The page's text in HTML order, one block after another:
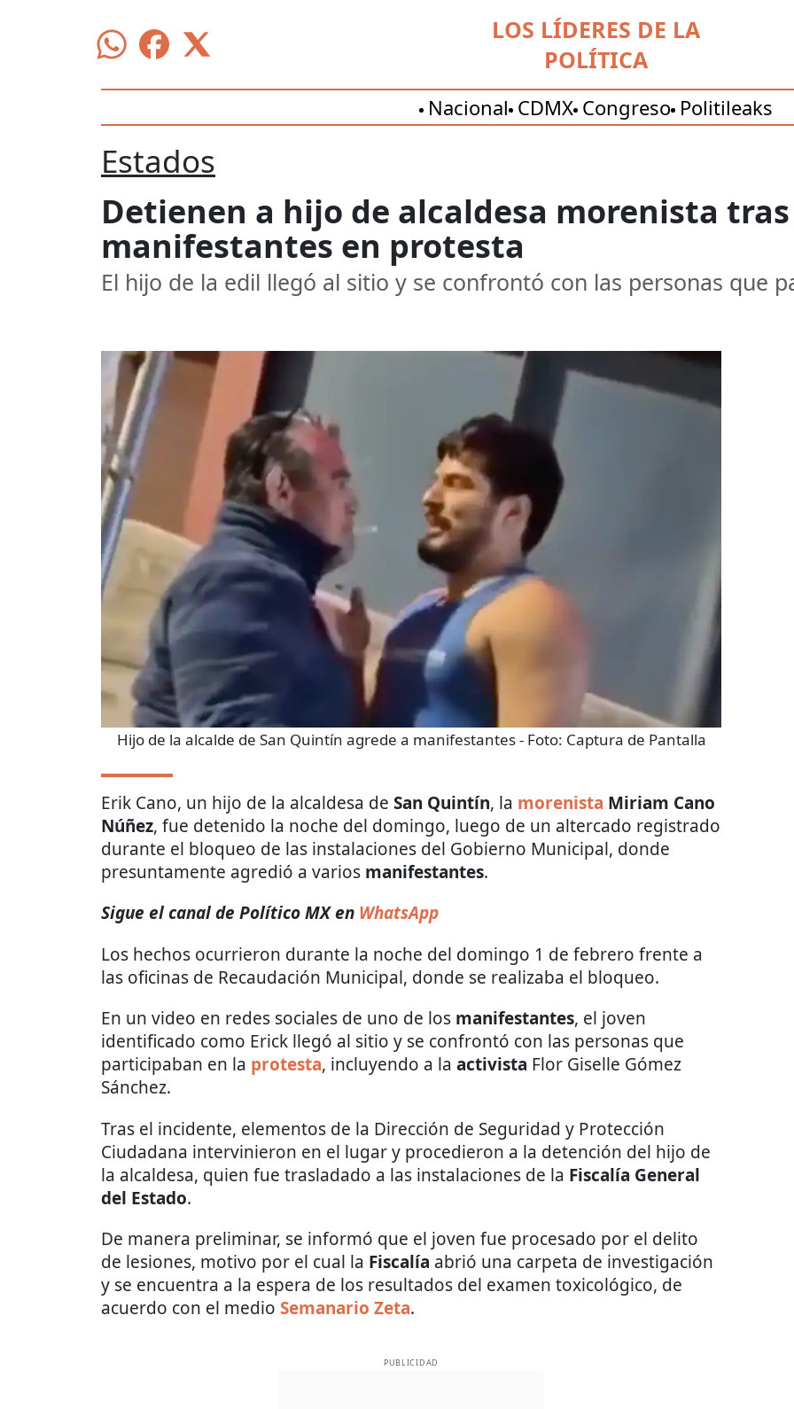
LOS LÍDERES DE LA
POLÍTICA
Nacional CDMX Congreso Politileaks
Estados
Detienen a hijo de alcaldesa morenista
manifestantes en protesta
El hijo de la edil llegó al sitio y se confrontó con las personas que
Hijo de la alcalde de San Quintín agrede a manifestantes- Foto: Captura de Pantalla
Erik Cano, un hijo de la alcaldesa de San Quintín, la morenista Miriam Cano
Núñez, fue detenido la noche del domingo, luego de un altercado registrado
durante el bloqueo de las instalaciones del Gobierno Municipal, donde
presuntamente agredió a varios manifestantes.
Sigue el canal de Político MX en WhatsApp
Los hechos ocurrieron durante la noche del domingo 1 de febrero frente a
las oficinas de Recaudación Municipal, donde se realizaba el bloqueo.
En un video en redes sociales de uno de los manifestantes, el joven
identificado como Erick llegó al sitio y se confrontó con las personas que
participaban en la protesta, incluyendo a la activista Flor Giselle Gómez
Sánchez.
Tras el incidente, elementos de la Dirección de Seguridad y Protección
Ciudadana intervinieron en el lugar y procedieron a la detención del hijo de
la alcaldesa, quien fue trasladado a las instalaciones de la Fiscalía General
del Estado.
De manera preliminar, se informó que el joven fue procesado por el delito
de lesiones, motivo por el cual la Fiscalía abrió una carpeta de investigación
y se encuentra a la espera de los resultados del examen toxicológico, de
acuerdo con el medio Semanario Zeta.
PUBLICIDAD